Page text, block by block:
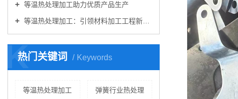
等温热处理加工助力优质产品生产
等温热处理加工：引领材料加工工程新篇章
热门关键词 Keywords
K
等温热处理加工 弹簧行业热处理